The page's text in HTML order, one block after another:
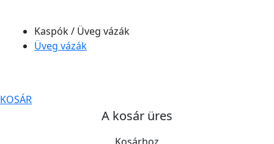
Kaspók / Üveg vázák
Üveg vázák
KOSÁR
A kosár üres